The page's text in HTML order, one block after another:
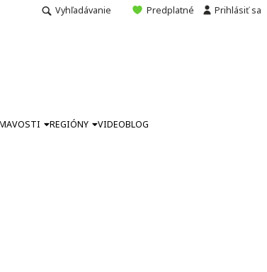
Vyhľadávanie Predplatné Prihlásiť sa
REGIÓNY VIDEOBLOG